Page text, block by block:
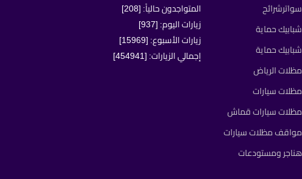
سواترشرائح
شبابيك حماية
شبابيك حماية
مظلات الرياض
مظلات سيارات
مظلات سيارات قماش
مواقف مظلات سيارات
هناجر ومستودعات
المتواجدون حالياً: [208]
زيارات اليوم: [937]
زيارات الأسبوع: [15969]
إجمالي الزيارات: [454941]